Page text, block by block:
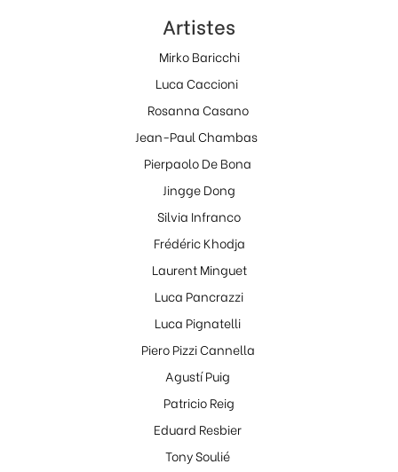
Artistes
Mirko Baricchi
Luca Caccioni
Rosanna Casano
Jean-Paul Chambas
Pierpaolo De Bona
Jingge Dong
Silvia Infranco
Frédéric Khodja
Laurent Minguet
Luca Pancrazzi
Luca Pignatelli
Piero Pizzi Cannella
Agustí Puig
Patricio Reig
Eduard Resbier
Tony Soulié